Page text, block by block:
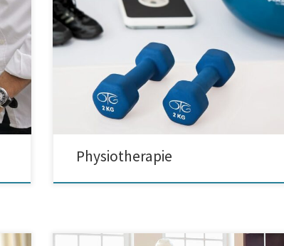
Warum ist eine Physiotherapie empfehlenswert? Seit
kurzem sind tatsächlich viele Personen an der
Physiotherapie interessiert. In diesem Falle geht es
sich nicht nur um Sportler aber auch um sehr viele
andere Personen, die an einer effektiven
Rehabilitation nach einer Verletzung interessiert sind.
Auf welche Art und Weise kann Physiotherapie in […]
Physiotherapie